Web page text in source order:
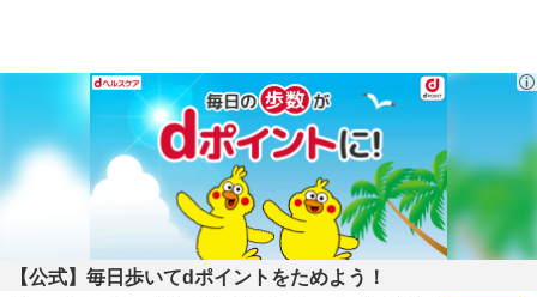
【公式】毎日歩いてdポイントをためよう！